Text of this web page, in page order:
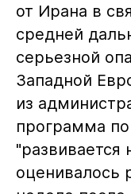
от Ирана в
средней
серьезной
Западной
из
программа
"развивается
оценивалось